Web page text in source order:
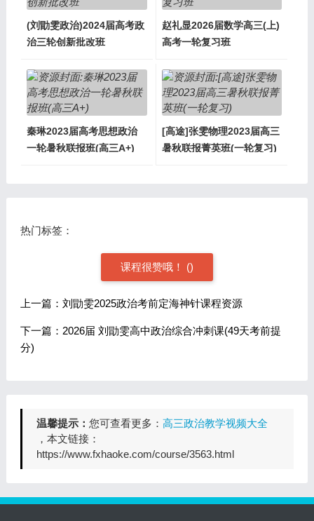
(刘勖雯政治)2024届高考政
治三轮创新批改班
赵礼显2026届数学高三(上)
高考一轮复习班
秦琳2023届高考思想政治
一轮暑秋联报班(高三A+)
[高途]张雯物理2023届高三
暑秋联报菁英班(一轮复习)
热门标签：
课程很赞哦！ ()
上一篇：刘勖雯2025政治考前定海神针课程资源
下一篇：2026届 刘勖雯高中政治综合冲刺课(49天考前提
分)
温馨提示： 您可查看更多： 高三政治教学视频大全
，本文链接：
https://www.fxhaoke.com/course/3563.html